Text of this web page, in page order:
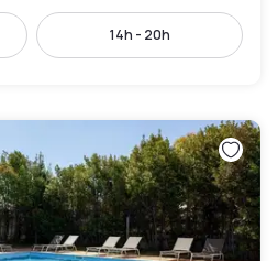
14h - 20h